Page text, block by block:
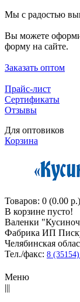
Мы с радостью
Вы можете
форму на сайте.
Заказать оптом
Прайс-лист
Сертификаты
Отзывы
Для оптовиков
Корзина
Товаров: 0 (0.00 р.)
В корзине пусто!
Валенки
Фабрика ИП
Челябинская
Тел./факс: 8
Меню
|||